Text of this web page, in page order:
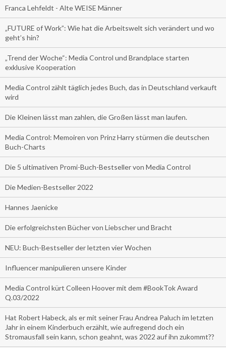
Franca Lehfeldt - Alte WEISE Männer
„FUTURE of Work”: Wie hat die Arbeitswelt sich verändert und wo
geht’s hin?
„Trend der Woche“: Media Control und Brandplace starten
exklusive Kooperation
Media Control zählt täglich jedes Buch, das in Deutschland verkauft
wird
Die Kleinen lässt man zahlen, die Großen lässt man laufen.
Media Control: Memoiren von Prinz Harry stürmen die deutschen
Buch-Charts
Die 5 ultimativen Promi-Buch-Bestseller von Media Control
Die Medien-Bestseller 2022
Hannes Jaenicke
Die erfolgreichsten Bücher von Liebscher und Bracht
NEU: Buch-Bestseller der letzten vier Wochen
Influencer manipulieren unsere Kinder
Media Control kürt Colleen Hoover mit dem #BookTok Award
Q.03/2022
Hat Robert Habeck, als er mit seiner Frau Andrea Paluch im letzten
Jahr in einem Kinderbuch erzählt, wie aufregend doch ein
Stromausfall sein kann, schon geahnt, was 2022 auf ihn zukommt??